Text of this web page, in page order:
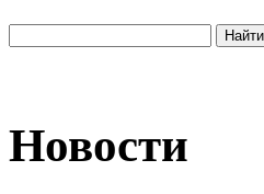
Новости